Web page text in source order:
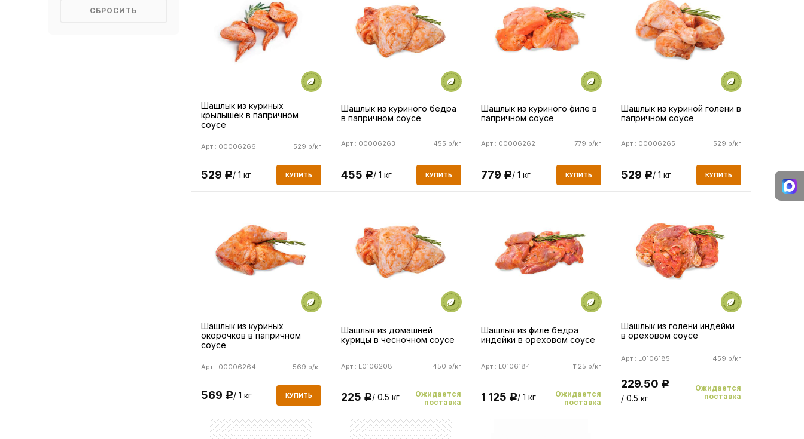
Шашлык из куриных
крылышек в папричном
соусе
529 р/кг
Арт.: 00006266
529 Р/ 1 кг КУПИТЬ
Шашлык из куриного бедра
в папричном соусе
455 р/кг
Арт.: 00006263
455 Р/ 1 кг КУПИТЬ
Шашлык из куриного филе в
папричном соусе
779 р/кг
Арт.: 00006262
779 Р/ 1 кг КУПИТЬ
Шашлык из куриной голени в
папричном соусе
529 р/кг
Арт.: 00006265
529 Р/ 1 кг КУПИТЬ
Шашлык из куриных
окорочков в папричном
соусе
569 р/кг
Арт.: 00006264
569 Р/ 1 кг КУПИТЬ
Шашлык из домашней
курицы в чесночном соусе
450 р/кг
Арт.: L0106208
225 Р/ 0.5 кг
Ожидается
поставка
Шашлык из филе бедра
индейки в ореховом соусе
1125 р/кг
Арт.: L0106184
1 125 Р/ 1 кг
Ожидается
поставка
Шашлык из голени индейки
в ореховом соусе
459 р/кг
Арт.: L0106185
229.50 Р
/ 0.5 кг
Ожидается
поставка